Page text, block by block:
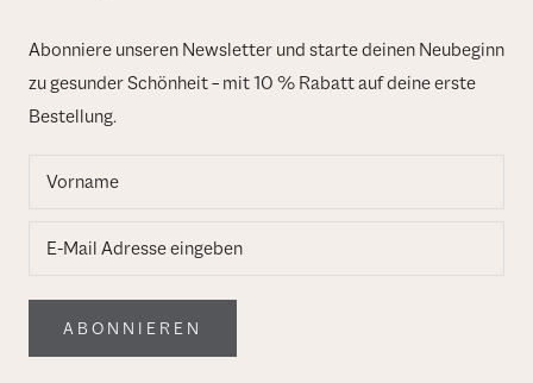
Abonniere unseren Newsletter und starte deinen Neubeginn
zu gesunder Schönheit – mit 10 % Rabatt auf deine erste
Bestellung.
ABONNIEREN